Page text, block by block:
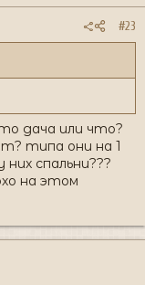
#23
дача или что?
типа они на 1
спальни???
на этом